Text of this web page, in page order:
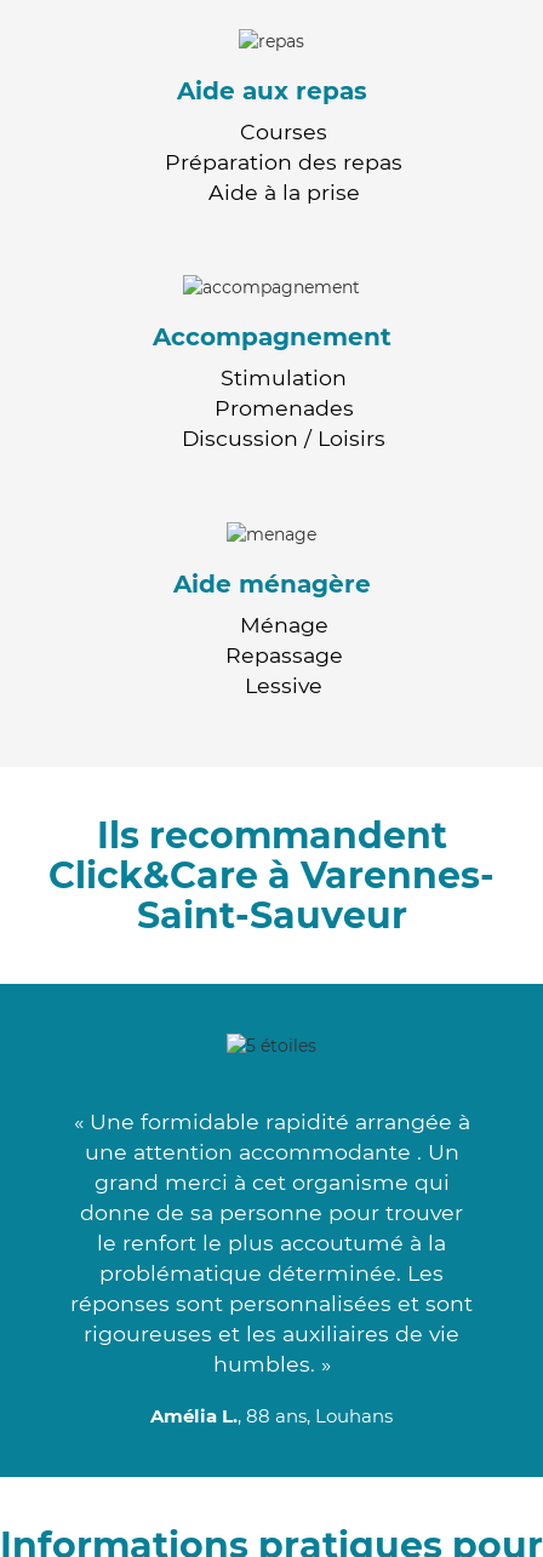
Aide aux repas
Courses
Préparation des repas
Aide à la prise
Accompagnement
Stimulation
Promenades
Discussion / Loisirs
Aide ménagère
Ménage
Repassage
Lessive
Ils recommandent
Click&Care à Varennes-
Saint-Sauveur
« Une formidable rapidité arrangée à
une attention accommodante . Un
grand merci à cet organisme qui
donne de sa personne pour trouver
le renfort le plus accoutumé à la
problématique déterminée. Les
réponses sont personnalisées et sont
rigoureuses et les auxiliaires de vie
humbles. »
Amélia L., 88 ans, Louhans
Informations pratiques pour